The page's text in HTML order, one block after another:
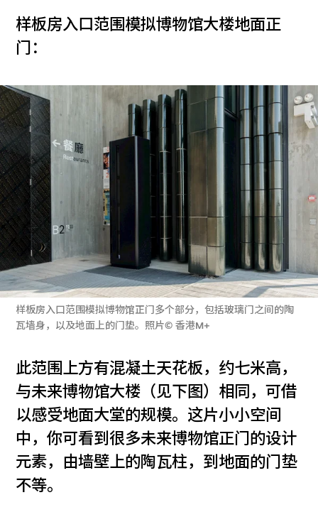
样板房入口范围模拟博物馆大楼地面正
门：
样板房入口范围模拟博物馆正门多个部分，包括玻璃门之间的陶
瓦墙身，以及地面上的门垫。照片© 香港M+
此范围上方有混凝土天花板，约七米高，
与未来博物馆大楼（见下图）相同，可借
以感受地面大堂的规模。这片小小空间
中，你可看到很多未来博物馆正门的设计
元素，由墙壁上的陶瓦柱，到地面的门垫
不等。